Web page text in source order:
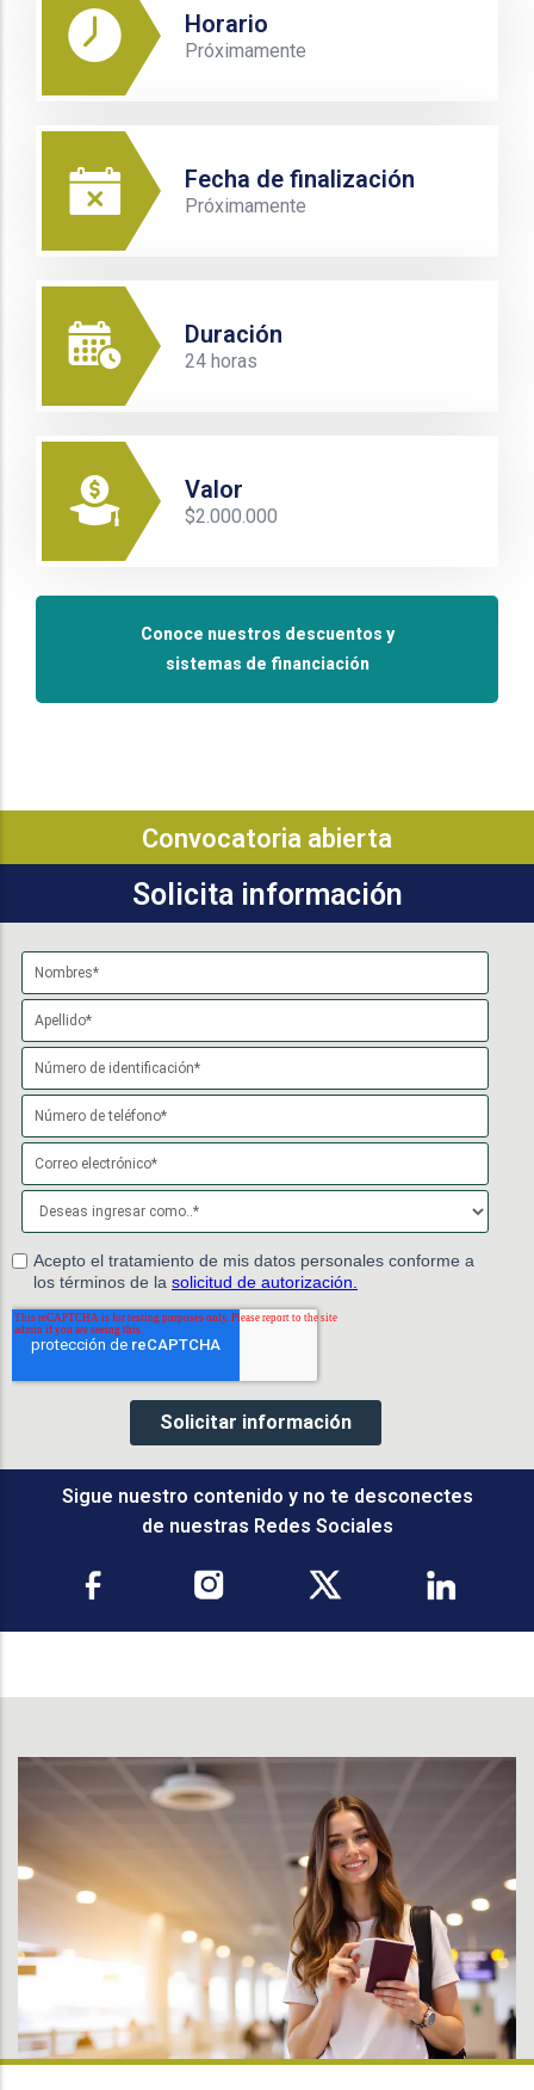
Horario
Próximamente
Fecha de finalización
Próximamente
Duración
24 horas
Valor
$2.000.000
Conoce nuestros descuentos y
sistemas de financiación
Convocatoria abierta
Solicita información
Sigue nuestro contenido y no te desconectes
de nuestras Redes Sociales